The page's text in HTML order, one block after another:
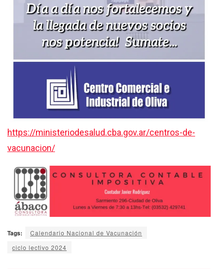
https://ministeriodesalud.cba.gov.ar/centros-de-
vacunacion/
Tags:
Calendario Nacional de Vacunación
ciclo lectivo 2024